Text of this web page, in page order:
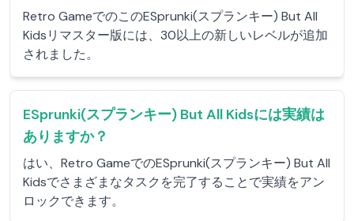
Retro GameでのこのESprunki(スプランキー) But All
Kidsリマスター版には、30以上の新しいレベルが追加
されました。
ESprunki(スプランキー) But All Kidsには実績は
ありますか？
はい、Retro GameでのESprunki(スプランキー) But All
Kidsでさまざまなタスクを完了することで実績をアン
ロックできます。